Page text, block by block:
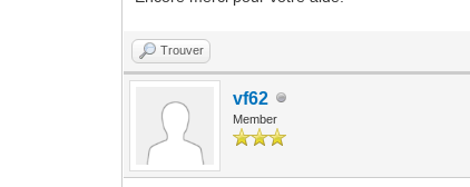
Trouver
vf62
Member